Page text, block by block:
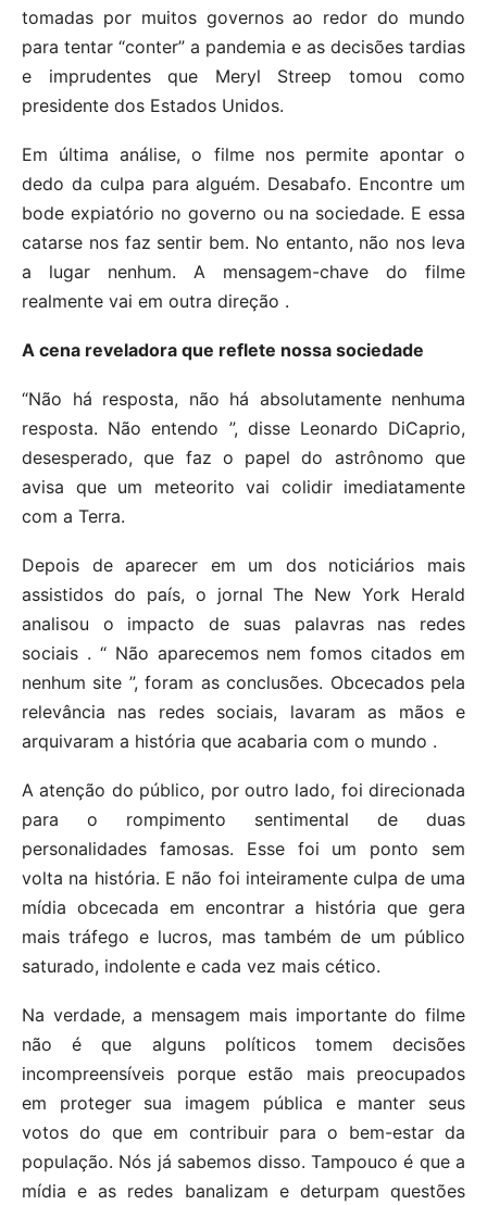
tomadas por muitos governos ao redor do mundo
para tentar “conter” a pandemia e as decisões tardias
e imprudentes que Meryl Streep tomou como
presidente dos Estados Unidos.
Em última análise, o filme nos permite apontar o
dedo da culpa para alguém. Desabafo. Encontre um
bode expiatório no governo ou na sociedade. E essa
catarse nos faz sentir bem. No entanto, não nos leva
a lugar nenhum. A mensagem-chave do filme
realmente vai em outra direção .
A cena reveladora que reflete nossa sociedade
“Não há resposta, não há absolutamente nenhuma
resposta. Não entendo ”, disse Leonardo DiCaprio,
desesperado, que faz o papel do astrônomo que
avisa que um meteorito vai colidir imediatamente
com a Terra.
Depois de aparecer em um dos noticiários mais
assistidos do país, o jornal The New York Herald
analisou o impacto de suas palavras nas redes
sociais . “ Não aparecemos nem fomos citados em
nenhum site ”, foram as conclusões. Obcecados pela
relevância nas redes sociais, lavaram as mãos e
arquivaram a história que acabaria com o mundo .
A atenção do público, por outro lado, foi direcionada
para o rompimento sentimental de duas
personalidades famosas. Esse foi um ponto sem
volta na história. E não foi inteiramente culpa de uma
mídia obcecada em encontrar a história que gera
mais tráfego e lucros, mas também de um público
saturado, indolente e cada vez mais cético.
Na verdade, a mensagem mais importante do filme
não é que alguns políticos tomem decisões
incompreensíveis porque estão mais preocupados
em proteger sua imagem pública e manter seus
votos do que em contribuir para o bem-estar da
população. Nós já sabemos disso. Tampouco é que a
mídia e as redes banalizam e deturpam questões